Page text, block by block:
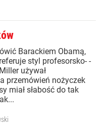
Barackiem Obamą,
styl profesorsko- -
używał
przemówień nożyczek
miał słabość do tak